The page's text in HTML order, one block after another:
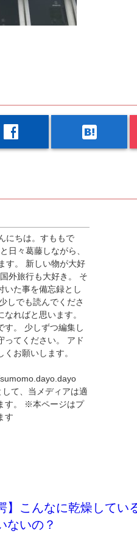
facebook hatenabookmark
にちは。すももで
日々葛藤しながら、
す。 新しい物が大好
外旅行も大好き。 そ
いた事を備忘録とし
しでも読んでくださ
ればと思います。
す。 少しずつ編集し
ってください。 アド
お願いします。
て、当メディアは適
す。 ※本ページはプ
す
】こんなに乾燥してい
ないの？